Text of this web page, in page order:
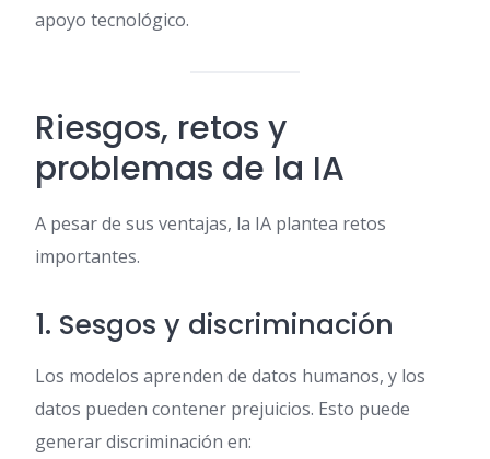
apoyo tecnológico.
Riesgos, retos y
problemas de la IA
A pesar de sus ventajas, la IA plantea retos
importantes.
1. Sesgos y discriminación
Los modelos aprenden de datos humanos, y los
datos pueden contener prejuicios. Esto puede
generar discriminación en: